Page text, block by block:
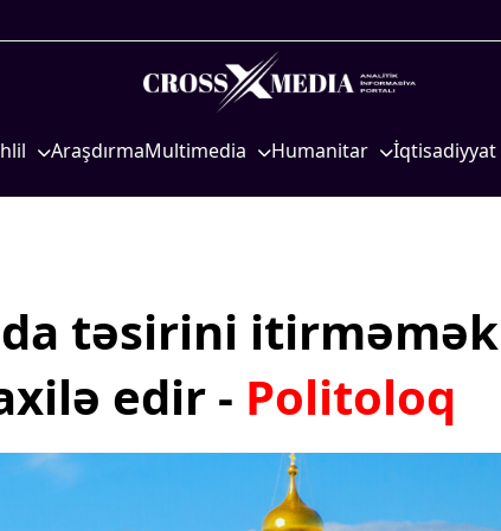
AraşdırmaMultimedia Humanitar
Mədəniyyətimizin Zəfəri
Zəfər Diasporu
Ailə və uşaq
Turizm
İqtisadiyyat
Kənd
Hərbi sənaye
nəqliyyat
təsirini itirməmək
edir - Politoloq